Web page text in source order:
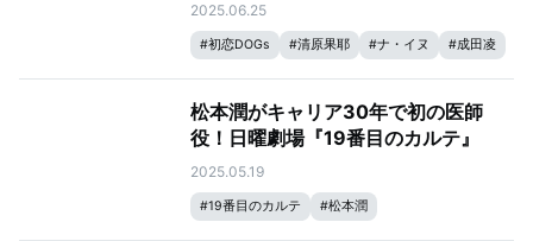
2025.06.25
#初恋DOGs #清原果耶 #ナ・イヌ #成田凌
松本潤がキャリア30年で初の医師
役！日曜劇場『19番目のカルテ』
2025.05.19
#19番目のカルテ #松本潤